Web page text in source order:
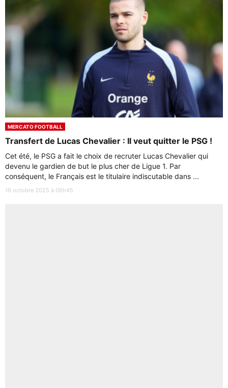
MERCATO FOOTBALL
Transfert de Lucas Chevalier : Il veut quitter le PSG !
Cet été, le PSG a fait le choix de recruter Lucas Chevalier qui
devenu le gardien de but le plus cher de Ligue 1. Par
conséquent, le Français est le titulaire indiscutable dans ...
16 octobre 2025 à 06h45